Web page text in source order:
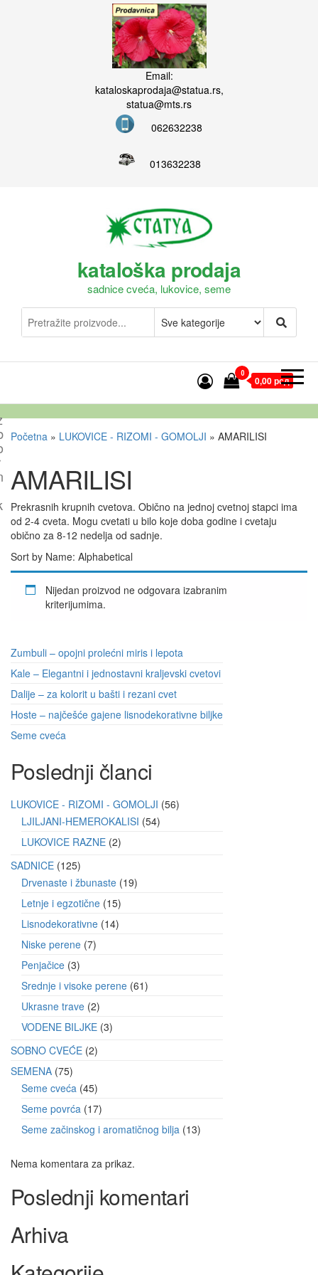
Email:
kataloskaprodaja@statua.rs,
statua@mts.rs
062632238
013632238
kataloška prodaja
sadnice cveća, lukovice, seme
0
0,00 рсд
Početna » LUKOVICE - RIZOMI - GOMOLJI » AMARILISI
AMARILISI
Prekrasnih krupnih cvetova. Obično na jednoj cvetnoj stapci ima
od 2-4 cveta. Mogu cvetati u bilo koje doba godine i cvetaju
obično za 8-12 nedelja od sadnje.
Sort by Name: Alphabetical
Nijedan proizvod ne odgovara izabranim
kriterijumima.
Zumbuli – opojni prolećni miris i lepota
Kale – Elegantni i jednostavni kraljevski cvetovi
Dalije – za kolorit u bašti i rezani cvet
Hoste – najčešće gajene lisnodekorativne biljke
Seme cveća
Poslednji članci
LUKOVICE - RIZOMI - GOMOLJI 56
LJILJANI-HEMEROKALISI 54
LUKOVICE RAZNE 2
SADNICE 125
Drvenaste i žbunaste 19
Letnje i egzotične 15
Lisnodekorativne 14
Niske perene 7
Penjačice 3
Srednje i visoke perene 61
Ukrasne trave 2
VODENE BILJKE 3
SOBNO CVEĆE 2
SEMENA 75
Seme cveća 45
Seme povrća 17
Seme začinskog i aromatičnog bilja 13
Nema komentara za prikaz.
Poslednji komentari
Arhiva